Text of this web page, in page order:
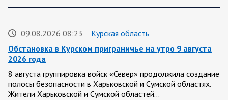
09.08.2026 08:23
Курская область
Обстановка в Курском приграничье на утро 9 августа
2026 года
8 августа группировка войск «Север» продолжила создание
полосы безопасности в Харьковской и Сумской областях.
Жители Харьковской и Сумской областей…